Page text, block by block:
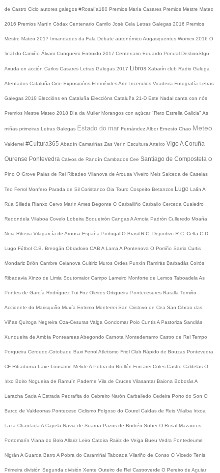
de Castro Ciclo autores galegos #Rosalía180 Premios María Casares Premios Mestre Mateo
2016 Premios Martín Códax Centenario Camilo José Cela Letras Galegas 2016 Premios
Mestre Mateo 2017 Irmandades da Fala Debate autonómico Augasquentes Womex 2016 O
final do Camiño Álvaro Cunqueiro Entroido 2017 Centenario Eduardo Pondal DestinoStgo
Axuda en acción Carlos Casares Letras Galegas 2017 Libros Xabarín club Radio Galega
Atentados Cataluña Cine Exposicións EfeméridesArte Incendios Viradeira Fotografía Letras
Galegas 2018 Eleccións en Cataluña Eleccións Cataluña 21-D Este Nadal canta con nós
Premios Mestre Mateo 2018 Día da Muller Morangos con açúcar "Reto Estrella Galicia" As
miñas primeiras Letras Galegas Estado do mar Fernández Albor Ernesto Chao Meteo
Valderrei #Cultura365 Abadín Camariñas Zas Verín Escultura Arteixo Vigo A Coruña
Ourense Pontevedra Calvos de Randín Cambados Cee Santiago de Compostela O
Pino O Grove Palas de Rei Ribadeo Vilanova de Arousa Viveiro Meis Salceda de Caselas
Teo Ferrol Monfero Parada de Sil Coristanco Oia Touro Cospeito Betanzos Lugo Lalín A
Rúa Silleda Rianxo Cervo Marín Ames Begonte O Carballiño Carballo Cerceda Cualedro
Redondela Vilaboa Covelo Lobeira Boqueixón CangasA Arnoia Padrón Culleredo Moaña
Noia Ribeira Vilagarcía de Arousa España Portugal O Brasil R.C. Deportivo R.C. Celta C.D.
Lugo Fútbol C.B. Breogán Obradoiro CAB A Lama A Pontenova O Porriño Sarria Curtis
Mondariz Brión Cambre Celanova Guitiriz Muros Ordes Punxín Ramirás Barbadás Coirós
Ribadavia Xinzo de Limia Soutomaior Campo Lameiro Monforte de Lemos Taboadela As
Pontes de García Rodríguez Tui Foz Oleiros Ortigueira Pontecesures Baralla Tomiño
Accidente do Marisquiño Muxía Entrimo Monterrei San Cristovo de Cea San Cibrao das
Viñas Quiroga Negreira Oza-Cesuras Valga Gondomar Poio CuntisA Pastoriza Sandiás
Xunqueira de Ambía PonteareasAbegondo Carnota Montederramo Castro de Rei Tempo
Porqueira Cerdedo-Cotobade Baxi FerrolAtletismo Friol Club Rápido de Bouzas Pontevedra
CF Ribadumia Laxe Lousame Melide A Pobra do Brollón Forcarei Coles Castro Caldelas O
Irixo Boiro Nogueira de Ramuín Paderne Vila de Cruces Vilasantar Baiona BoborásA
Laracha Sada A Estrada Pedrafita do Cebreiro Narón Carballedo Cedeira Porto do Son O
Barco de Valdeorras Ponteceso Ciclismo Folgoso do Courel Caldas de Reis Vilalba Irixoa
Laza Chantada A Capela Navia de Suarna Pazos de Borbén Sober O Rosal Mazaricos
Portomarín Viana do Bolo Allariz Leiro Catoira Rairiz de Veiga Bueu Vedra Pontedeume
Nigrán A Guarda Barro A Pobra do Caramiñal Taboada Vilariño de Conso O Vicedo Tenis
Primeira división Segunda división Xente Outeiro de Rei Castroverde O Pereiro de Aguiar